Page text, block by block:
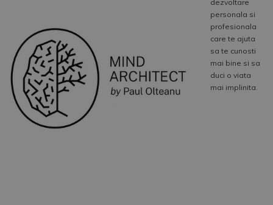
dezvoltare
personala si
profesionala
care te ajuta
sa te cunosti
mai bine si sa
duci o viata
mai implinita.